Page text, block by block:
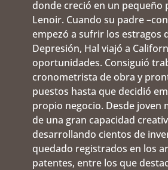
donde creció en un pequeño
Lenoir. Cuando su padre
empezó a sufrir los estragos
Depresión, Hal viajó a
oportunidades. Consiguió
cronometrista de obra y
puestos hasta que decidió
propio negocio. Desde joven
de una gran capacidad
desarrollando cientos de
quedado registrados en los
patentes, entre los que